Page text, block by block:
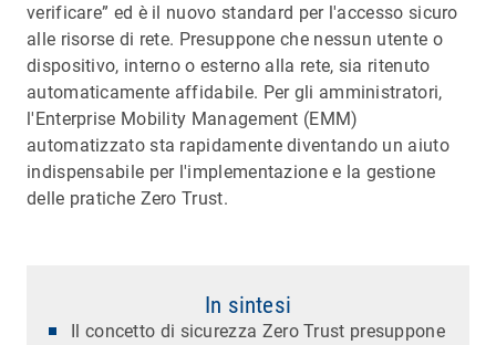
verificare” ed è il nuovo standard per l'accesso sicuro
alle risorse di rete. Presuppone che nessun utente o
dispositivo, interno o esterno alla rete, sia ritenuto
automaticamente affidabile. Per gli amministratori,
l'Enterprise Mobility Management (EMM)
automatizzato sta rapidamente diventando un aiuto
indispensabile per l'implementazione e la gestione
delle pratiche Zero Trust.
In sintesi
Il concetto di sicurezza Zero Trust presuppone